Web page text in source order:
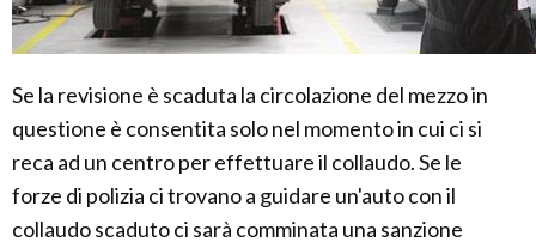
Se la revisione è scaduta la circolazione del mezzo in
questione è consentita solo nel momento in cui ci si
reca ad un centro per effettuare il collaudo. Se le
forze di polizia ci trovano a guidare un'auto con il
collaudo scaduto ci sarà comminata una sanzione